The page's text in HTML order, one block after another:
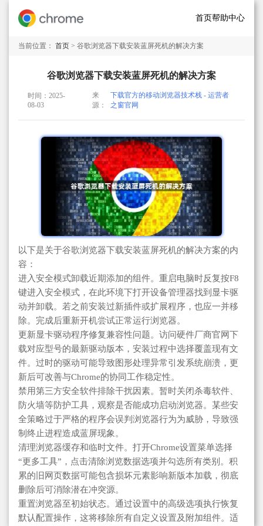
首页帮助中心
当前位置： 首页 > 谷歌浏览器下载安装蓝屏死机的解决方案
谷歌浏览器下载安装蓝屏死机的解决方案
时间：2025-
08-03
来
源：
下载官方的移动浏览器技术栈 - 运营者
之窗官网
以下是关于谷歌浏览器下载安装蓝屏死机的解决方案的内
容：
进入安全模式卸载近期添加的组件。重启电脑时反复按F8
键进入安全模式，在此环境下打开设备管理器找到显卡驱
动并卸载。若之前安装过新插件或扩展程序，也应一并移
除。完成后重新开机尝试正常运行浏览器。
更新显卡驱动程序修复兼容性问题。访问硬件厂商官网下
载对应型号的最新驱动版本，安装过程中选择覆盖现有文
件。过时的驱动可能导致图形处理异常引发系统崩溃，更
新后可改善与Chrome的协同工作稳定性。
禁用第三方安全软件排除干扰因素。暂时关闭杀毒软件、
防火墙等防护工具，观察是否能成功启动浏览器。某些安
全策略过于严格的程序会误判浏览器行为为威胁，导致强
制终止进程造成蓝屏现象。
清理浏览器缓存和临时文件。打开Chrome设置菜单选择
“更多工具”，点击清除浏览数据选项并勾选所有类别。积
累的旧网页数据可能包含损坏元素影响新版本加载，彻底
删除后可消除潜在冲突源。
重置浏览器至初始状态。通过设置中的高级选项执行恢复
默认配置操作，这将移除所有自定义设置及附加组件。适